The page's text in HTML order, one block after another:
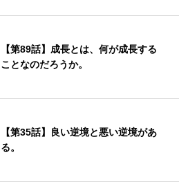
【第89話】成長とは、何が成長する
ことなのだろうか。
【第35話】良い逆境と悪い逆境があ
る。